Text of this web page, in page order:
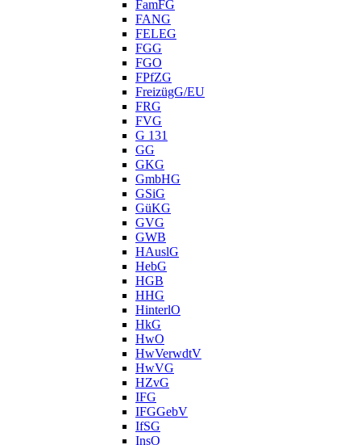
FamFG
FANG
FELEG
FGG
FGO
FPfZG
FreizügG/EU
FRG
FVG
G 131
GG
GKG
GmbHG
GSiG
GüKG
GVG
GWB
HAuslG
HebG
HGB
HHG
HinterlO
HkG
HwO
HwVerwdtV
HwVG
HZvG
IFG
IFGGebV
IfSG
InsO